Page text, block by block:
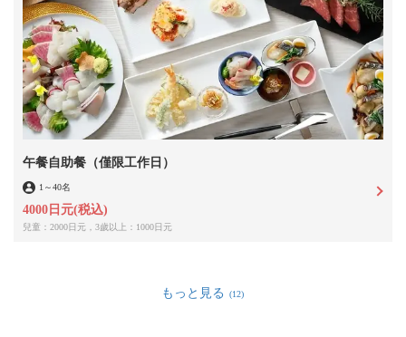
午餐自助餐（僅限工作日）
1～40名
4000日元(税込)
兒童：2000日元，3歲以上：1000日元
もっと見る (12)